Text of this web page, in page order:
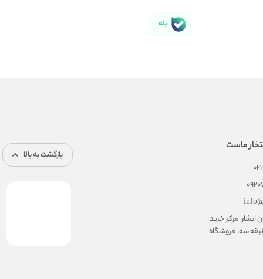
بله
ماست
مرکز خرید
سه، فروشگاه
بازگشت به بالا